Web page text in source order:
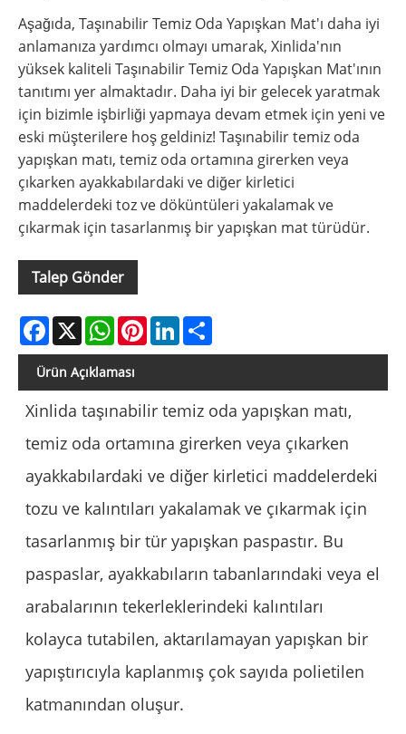
Aşağıda, Taşınabilir Temiz Oda Yapışkan Mat'ı daha iyi
anlamanıza yardımcı olmayı umarak, Xinlida'nın
yüksek kaliteli Taşınabilir Temiz Oda Yapışkan Mat'ının
tanıtımı yer almaktadır. Daha iyi bir gelecek yaratmak
için bizimle işbirliği yapmaya devam etmek için yeni ve
eski müşterilere hoş geldiniz! Taşınabilir temiz oda
yapışkan matı, temiz oda ortamına girerken veya
çıkarken ayakkabılardaki ve diğer kirletici
maddelerdeki toz ve döküntüleri yakalamak ve
çıkarmak için tasarlanmış bir yapışkan mat türüdür.
Talep Gönder
Facebook
X WhatsApp
PinterestLinkedIn
Ürün Açıklaması
Xinlida taşınabilir temiz oda yapışkan matı,
temiz oda ortamına girerken veya çıkarken
ayakkabılardaki ve diğer kirletici maddelerdeki
tozu ve kalıntıları yakalamak ve çıkarmak için
tasarlanmış bir tür yapışkan paspastır. Bu
paspaslar, ayakkabıların tabanlarındaki veya el
arabalarının tekerleklerindeki kalıntıları
kolayca tutabilen, aktarılamayan yapışkan bir
yapıştırıcıyla kaplanmış çok sayıda polietilen
katmanından oluşur.